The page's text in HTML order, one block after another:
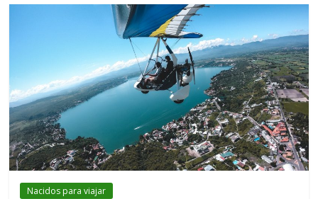
Nacidos para viajar